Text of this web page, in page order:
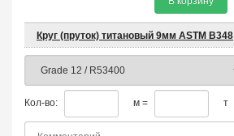
Круг (пруток) титановый 9мм ASTM B348
Кол-во: м = т